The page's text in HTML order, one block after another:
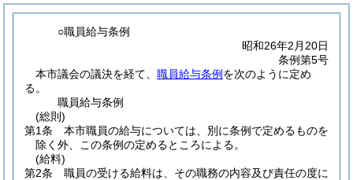
○職員給与条例
昭和26年2月20日
条例第5号
本市議会の議決を経て、 職員給与条例 を次のように定め
る。
職員給与条例
(総則)
第1条
本市職員の給与については、別に条例で定めるものを
除く外、この条例の定めるところによる。
(給料)
第2条
職員の受ける給料は、その職務の内容及び責任の度に